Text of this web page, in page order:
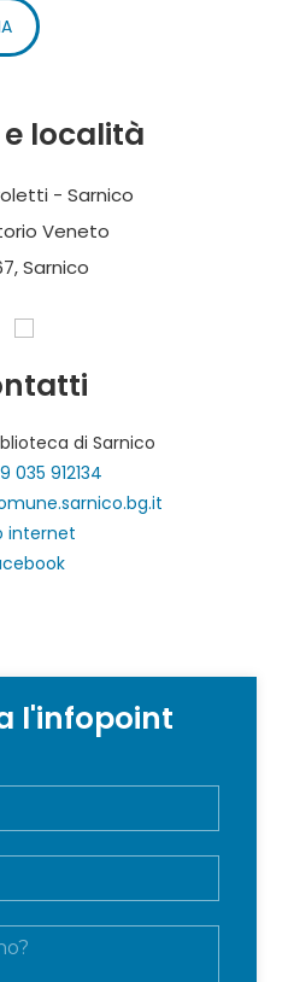
località
- Sarnico
Veneto
Sarnico
di Sarnico
035 912134
internet
l'infopoint